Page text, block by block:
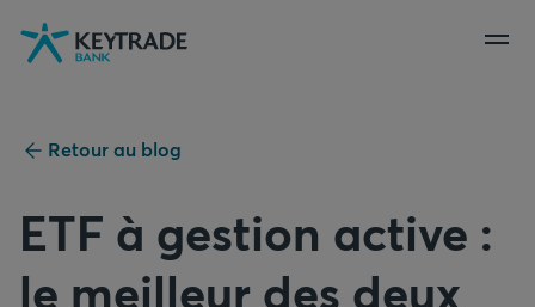
Aller
Aller
Aller
au
Retour au blog
ETF à gestion active :
le meilleur des deux